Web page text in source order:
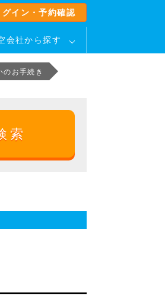
グイン・予約確認
会社から探す
のお手続き
索